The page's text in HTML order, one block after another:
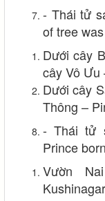
- Thái tử
of tree
Dưới cây
cây Vô Ưu
Dưới cây
Thông –
- Thái tử
Prince
Vườn